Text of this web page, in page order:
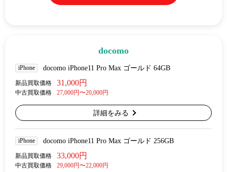
docomo
iPhone docomo iPhone11 Pro Max ゴールド 64GB
新品買取価格 31,000円
中古買取価格 27,000円〜20,000円
詳細をみる
iPhone docomo iPhone11 Pro Max ゴールド 256GB
新品買取価格 33,000円
中古買取価格 29,000円〜22,000円